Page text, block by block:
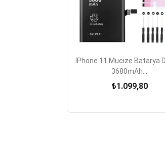
Hızlı Görünüm
IPhone 11 Mucize Batarya
3680mAh...
₺1.099,80